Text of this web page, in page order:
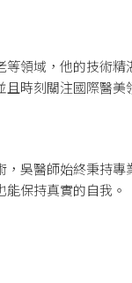
領域，他的技術
時刻關注國際醫
吳醫師始終秉持
保持真實的自我。